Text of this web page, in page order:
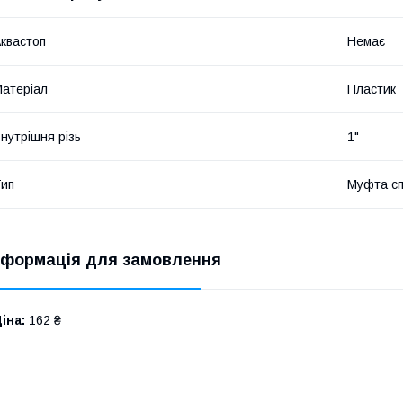
Немає
Пластик
різь 1"
Муфта
для замовлення
162 ₴